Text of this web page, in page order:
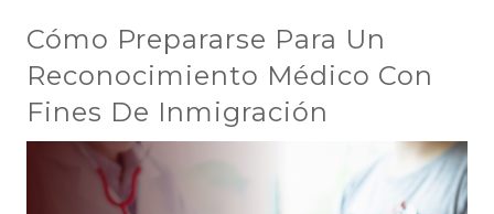
Cómo Prepararse Para Un
Reconocimiento Médico Con
Fines De Inmigración